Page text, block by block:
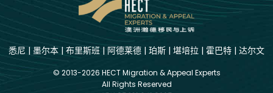
悉尼 | 墨尔本 | 布里斯班 | 阿德莱德 | 珀斯 | 堪培拉 | 霍巴特 | 达尔文
© 2013-2026 HECT Migration & Appeal Experts
All Rights Reserved